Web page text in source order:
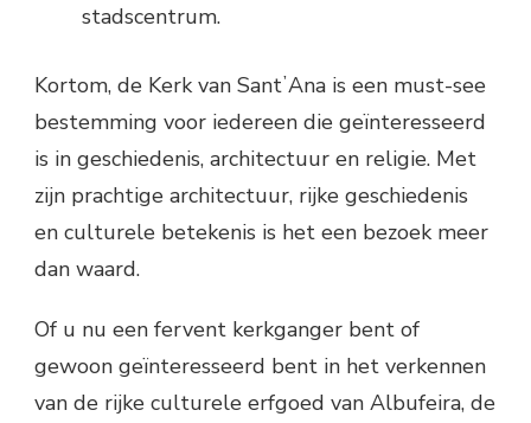
stadscentrum.
Kortom, de Kerk van SantʼAna is een must-see
bestemming voor iedereen die geïnteresseerd
is in geschiedenis, architectuur en religie. Met
zijn prachtige architectuur, rijke geschiedenis
en culturele betekenis is het een bezoek meer
dan waard.
Of u nu een fervent kerkganger bent of
gewoon geïnteresseerd bent in het verkennen
van de rijke culturele erfgoed van Albufeira, de